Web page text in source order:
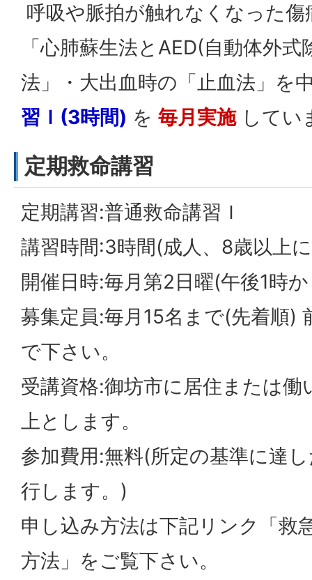
呼吸や脈拍が触れなくなった
「心肺蘇生法とAED(自動体外
法」・大出血時の「止血法」を
習Ｉ(3時間) を 毎月実施してい
定期救命講習
定期講習:普通救命講習Ｉ
講習時間:3時間(成人、8歳以上
開催日時:毎月第2日曜(午後1時
募集定員:毎月15名まで(先着順)
で下さい。
受講資格:御坊市に居住または
上とします。
参加費用:無料(所定の基準に達
行します。)
申し込み方法は下記リンク「救
方法」をご覧下さい。